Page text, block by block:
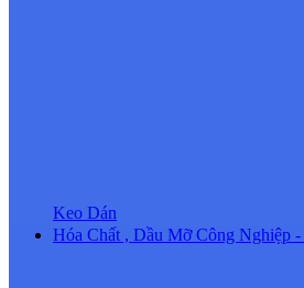
Keo Dán
Hóa Chất , Dầu Mỡ Công Nghiệp